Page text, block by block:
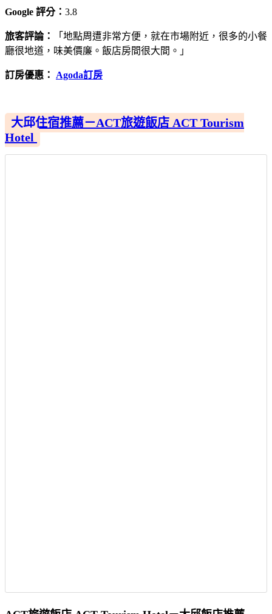
Google 評分： 3.8
旅客評論：
「地點周遭非常方便，就在市場附近，很多的小餐
廳很地道，味美價廉。飯店房間很大間。」
訂房優惠： Agoda訂房
大邱住宿推薦－ACT旅遊飯店 ACT Tourism
Hotel